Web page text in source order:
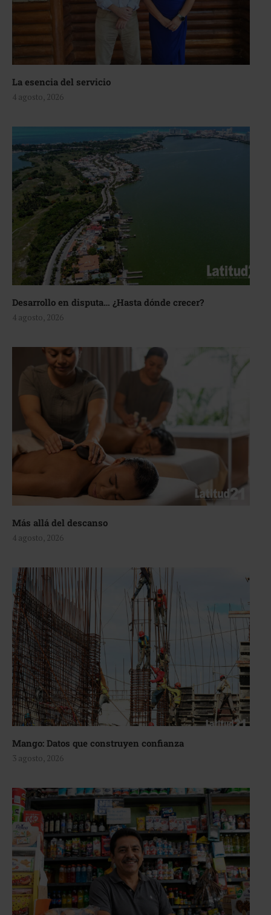
La esencia del servicio
4 agosto, 2026
Desarrollo en disputa… ¿Hasta dónde crecer?
4 agosto, 2026
Más allá del descanso
4 agosto, 2026
Mango: Datos que construyen confianza
3 agosto, 2026